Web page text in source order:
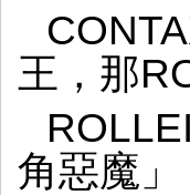
王，那
角惡魔